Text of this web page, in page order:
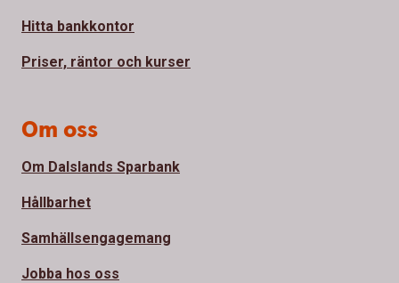
Hitta bankkontor
Priser, räntor och kurser
Om oss
Om Dalslands Sparbank
Hållbarhet
Samhällsengagemang
Jobba hos oss